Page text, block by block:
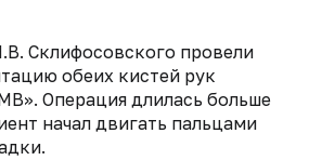
Склифосовского провели
обеих кистей рук
Операция длилась больше
начал двигать пальцами